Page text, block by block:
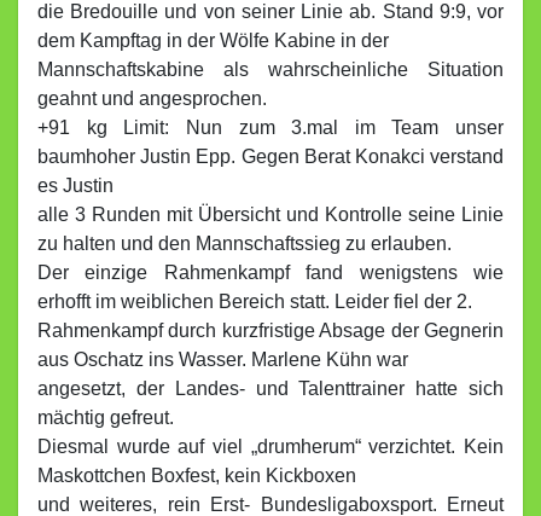
die Bredouille und von seiner Linie ab. Stand 9:9, vor
dem Kampftag in der Wölfe Kabine in der
Mannschaftskabine als wahrscheinliche Situation
geahnt und angesprochen.
+91 kg Limit: Nun zum 3.mal im Team unser
baumhoher Justin Epp. Gegen Berat Konakci verstand
es Justin
alle 3 Runden mit Übersicht und Kontrolle seine Linie
zu halten und den Mannschaftssieg zu erlauben.
Der einzige Rahmenkampf fand wenigstens wie
erhofft im weiblichen Bereich statt. Leider fiel der 2.
Rahmenkampf durch kurzfristige Absage der Gegnerin
aus Oschatz ins Wasser. Marlene Kühn war
angesetzt, der Landes- und Talenttrainer hatte sich
mächtig gefreut.
Diesmal wurde auf viel „drumherum“ verzichtet. Kein
Maskottchen Boxfest, kein Kickboxen
und weiteres, rein Erst- Bundesligaboxsport. Erneut